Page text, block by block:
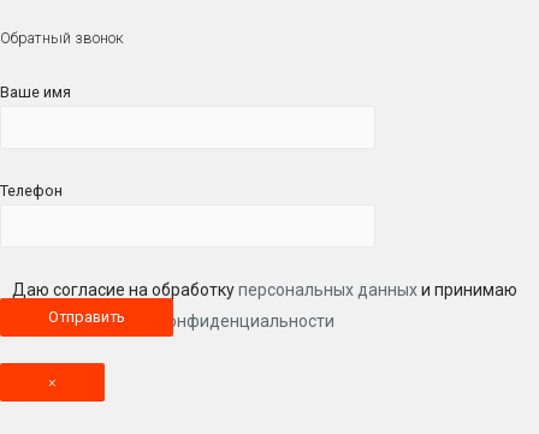
Обратный звонок
Ваше имя
Телефон
Даю согласие на обработкуперсональных данныхи принимаю
условияполитики конфиденциальности
×